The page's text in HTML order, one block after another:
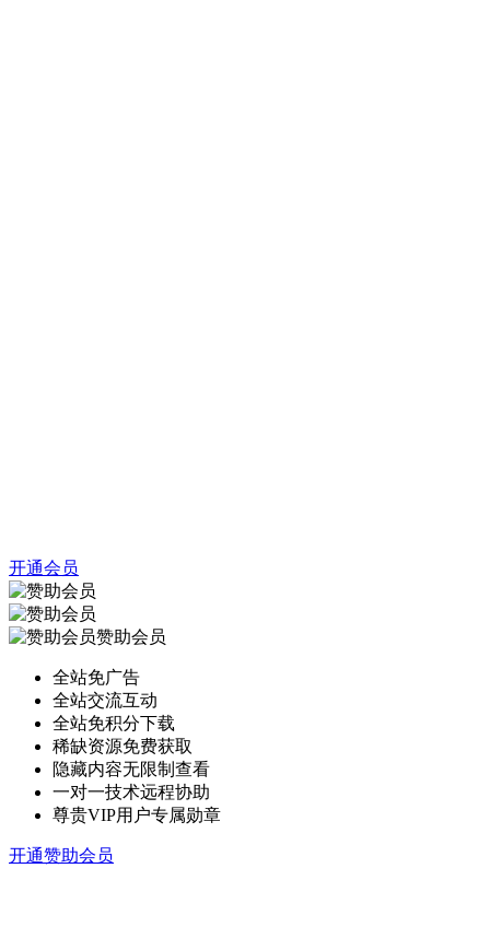
开通会员
赞助会员
全站免广告
全站交流互动
全站免积分下载
稀缺资源免费获取
隐藏内容无限制查看
一对一技术远程协助
尊贵VIP用户专属勋章
开通赞助会员